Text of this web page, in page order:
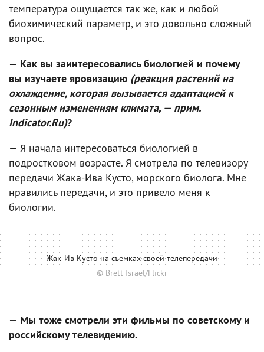
температура ощущается так же, как и любой
биохимический параметр, и это довольно сложный
вопрос.
— Как вы заинтересовались биологией и почему
вы изучаете яровизацию (реакция растений на
охлаждение, которая вызывается адаптацией к
сезонным изменениям климата, — прим.
Indicator.Ru)?
— Я начала интересоваться биологией в
подростковом возрасте. Я смотрела по телевизору
передачи Жака-Ива Кусто, морского биолога. Мне
нравились передачи, и это привело меня к
биологии.
Жак-Ив Кусто на съемках своей телепередачи
© Brett Israel/Flickr
— Мы тоже смотрели эти фильмы по советскому и
российскому телевидению.